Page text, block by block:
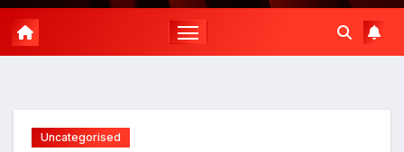
Uncategorised